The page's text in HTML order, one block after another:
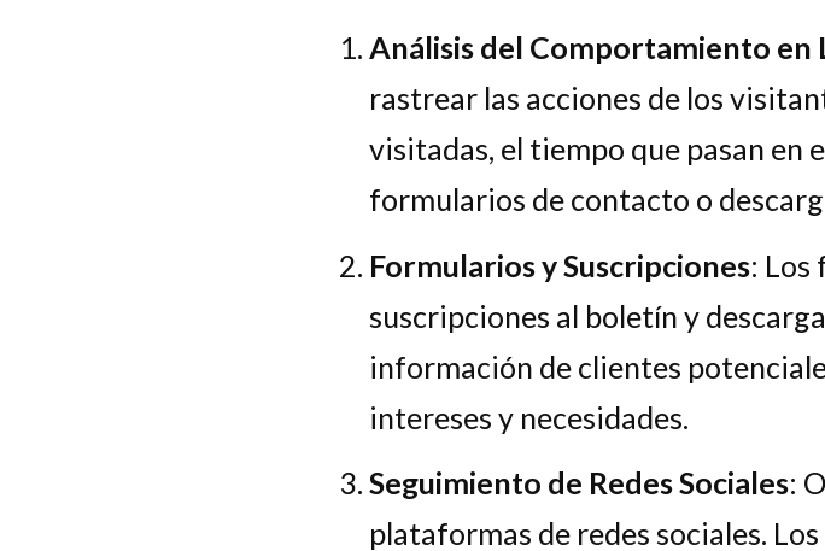
Análisis del Comportamiento en
rastrear las acciones de los
visitadas, el tiempo que pasan en
formularios de contacto o
Formularios y Suscripciones: Los
suscripciones al boletín y
información de clientes
intereses y necesidades.
Seguimiento de Redes Sociales:
plataformas de redes sociales.